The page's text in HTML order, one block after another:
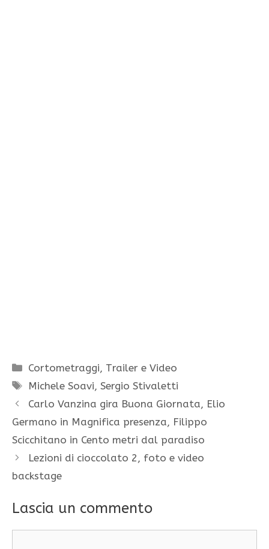
Categorie
Cortometraggi, Trailer e Video
Tag
Michele Soavi,Sergio Stivaletti
Carlo Vanzina gira Buona Giornata, Elio
Germano in Magnifica presenza, Filippo
Scicchitano in Cento metri dal paradiso
Lezioni di cioccolato 2, foto e video
backstage
Lascia un commento